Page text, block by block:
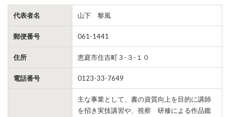
代表者名 山下 黎風
郵便番号 061-1441
住所 恵庭市住吉町３-３-１０
電話番号 0123-33-7649
主な事業として、書の資質向上を目的に講師
を招き実技講習や、視察 研修による作品鑑